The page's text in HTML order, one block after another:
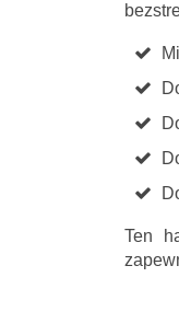
Ten